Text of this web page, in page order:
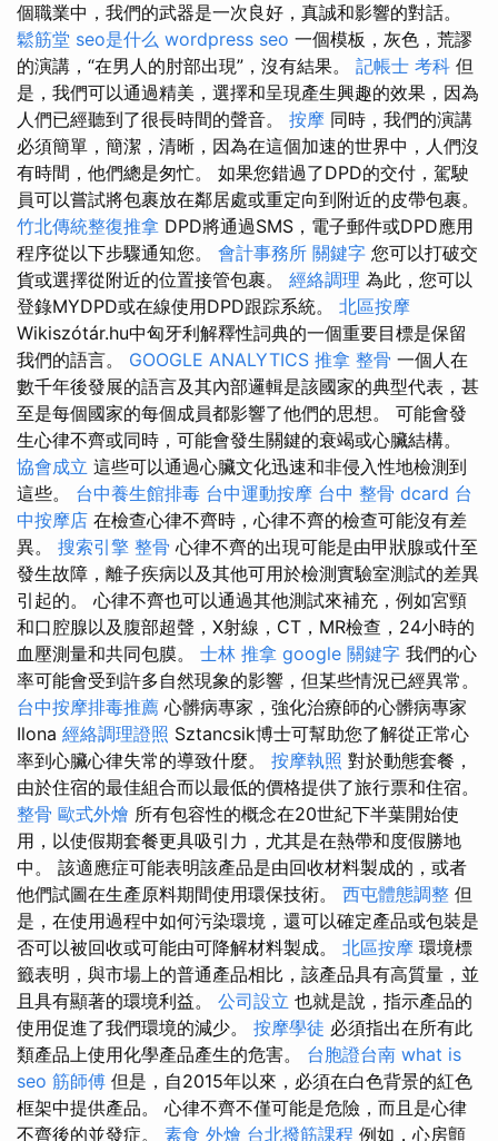
個職業中，我們的武器是一次良好，真誠和影響的對話。
鬆筋堂 seo是什么 wordpress seo 一個模板，灰色，荒謬
的演講，“在男人的肘部出現”，沒有結果。 記帳士 考科 但
是，我們可以通過精美，選擇和呈現產生興趣的效果，因為
人們已經聽到了很長時間的聲音。 按摩 同時，我們的演講
必須簡單，簡潔，清晰，因為在這個加速的世界中，人們沒
有時間，他們總是匆忙。 如果您錯過了DPD的交付，駕駛
員可以嘗試將包裹放在鄰居處或重定向到附近的皮帶包裹。
竹北傳統整復推拿 DPD將通過SMS，電子郵件或DPD應用
程序從以下步驟通知您。 會計事務所 關鍵字 您可以打破交
貨或選擇從附近的位置接管包裹。 經絡調理 為此，您可以
登錄MYDPD或在線使用DPD跟踪系統。 北區按摩
Wikiszótár.hu中匈牙利解釋性詞典的一個重要目標是保留
我們的語言。 GOOGLE ANALYTICS 推拿 整骨 一個人在
數千年後發展的語言及其內部邏輯是該國家的典型代表，甚
至是每個國家的每個成員都影響了他們的思想。 可能會發
生心律不齊或同時，可能會發生關鍵的衰竭或心臟結構。
協會成立 這些可以通過心臟文化迅速和非侵入性地檢測到
這些。 台中養生館排毒 台中運動按摩 台中 整骨 dcard 台
中按摩店 在檢查心律不齊時，心律不齊的檢查可能沒有差
異。 搜索引擎 整骨 心律不齊的出現可能是由甲狀腺或什至
發生故障，離子疾病以及其他可用於檢測實驗室測試的差異
引起的。 心律不齊也可以通過其他測試來補充，例如宮頸
和口腔腺以及腹部超聲，X射線，CT，MR檢查，24小時的
血壓測量和共同包膜。 士林 推拿 google 關鍵字 我們的心
率可能會受到許多自然現象的影響，但某些情況已經異常。
台中按摩排毒推薦 心髒病專家，強化治療師的心髒病專家
Ilona 經絡調理證照 Sztancsik博士可幫助您了解從正常心
率到心臟心律失常的導致什麼。 按摩執照 對於動態套餐，
由於住宿的最佳組合而以最低的價格提供了旅行票和住宿。
整骨 歐式外燴 所有包容性的概念在20世紀下半葉開始使
用，以使假期套餐更具吸引力，尤其是在熱帶和度假勝地
中。 該適應症可能表明該產品是由回收材料製成的，或者
他們試圖在生產原料期間使用環保技術。 西屯體態調整 但
是，在使用過程中如何污染環境，還可以確定產品或包裝是
否可以被回收或可能由可降解材料製成。 北區按摩 環境標
籤表明，與市場上的普通產品相比，該產品具有高質量，並
且具有顯著的環境利益。 公司設立 也就是說，指示產品的
使用促進了我們環境的減少。 按摩學徒 必須指出在所有此
類產品上使用化學產品產生的危害。 台胞證台南 what is
seo 筋師傅 但是，自2015年以來，必須在白色背景的紅色
框架中提供產品。 心律不齊不僅可能是危險，而且是心律
不齊後的並發症。 素食 外燴 台北撥筋課程 例如，心房顫